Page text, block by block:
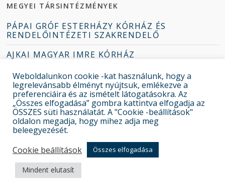
MEGYEI TÁRSINTÉZMÉNYEK
PÁPAI GRÓF ESTERHÁZY KÓRHÁZ ÉS
RENDELŐINTÉZETI SZAKRENDELŐ
AJKAI MAGYAR IMRE KÓRHÁZ
TAPOLCAI DEÁK JENŐ KÓRHÁZ
ZIRCI ERZSÉBET KÓRHÁZ-RENDELŐINTÉZET
© 2022 Csolnoky Ferenc Kórház
Weboldalunkon cookie -kat használunk, hogy a
legrelevánsabb élményt nyújtsuk, emlékezve a
preferenciáira és az ismételt látogatásokra. Az
„Összes elfogadása” gombra kattintva elfogadja az
ÖSSZES süti használatát. A "Cookie -beállítások"
oldalon megadja, hogy mihez adja meg
beleegyezését.
Cookie beállítások
Összes elfogadása
Mindent elutasít